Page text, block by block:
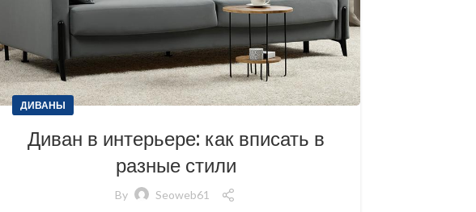
ДИВАНЫ
Диван в интерьере: как вписать в
разные стили
By Seoweb61